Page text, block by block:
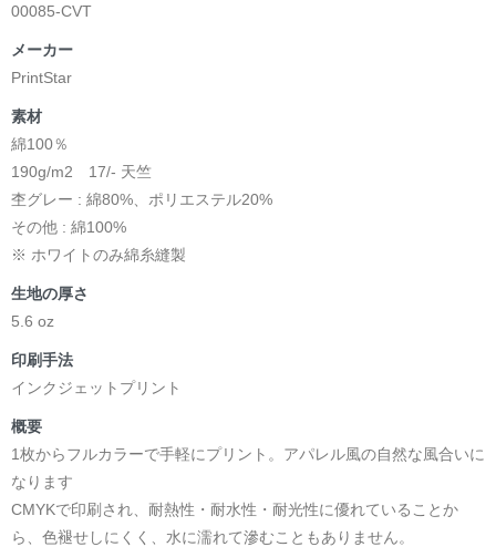
00085-CVT
メーカー
PrintStar
素材
綿100％
190g/m2 17/- 天竺
杢グレー : 綿80%、ポリエステル20%
その他 : 綿100%
※ ホワイトのみ綿糸縫製
生地の厚さ
5.6 oz
印刷手法
インクジェットプリント
概要
1枚からフルカラーで手軽にプリント。アパレル風の自然な風合いに
なります
CMYKで印刷され、耐熱性・耐水性・耐光性に優れていることか
ら、色褪せしにくく、水に濡れて滲むこともありません。